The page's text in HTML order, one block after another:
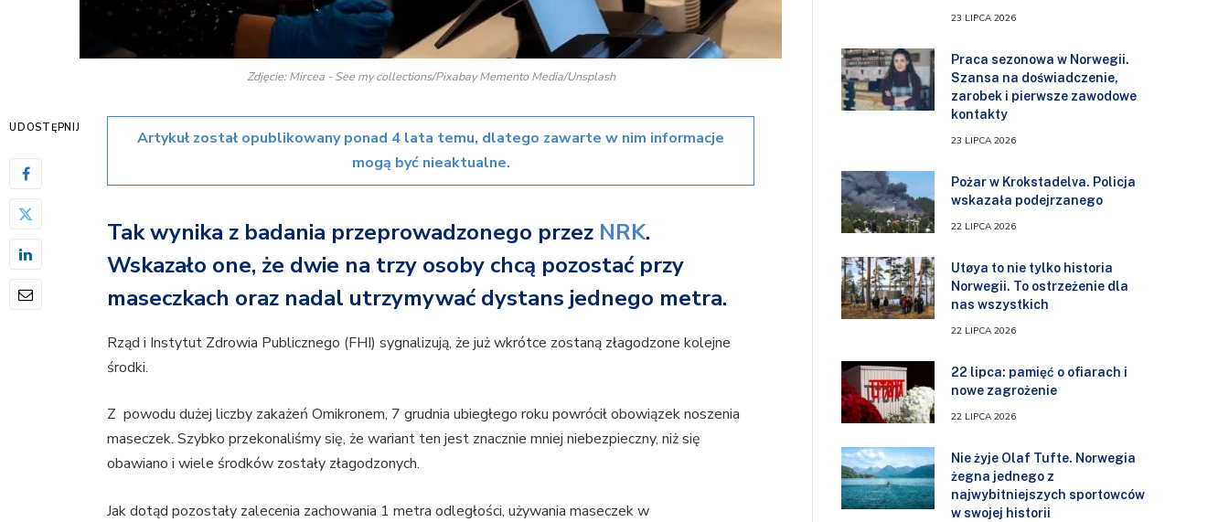
Zdjęcie: Mircea - See my collections/Pixabay Memento Media/Unsplash
UDOSTĘPNIJ
Artykuł został opublikowany ponad 4 lata temu, dlatego zawarte w nim informacje
mogą być nieaktualne.
Tak wynika z badania przeprowadzonego przez NRK.
Wskazało one, że dwie na trzy osoby chcą pozostać przy
maseczkach oraz nadal utrzymywać dystans jednego metra.
Rząd i Instytut Zdrowia Publicznego (FHI) sygnalizują, że już wkrótce zostaną złagodzone kolejne
środki.
Z powodu dużej liczby zakażeń Omikronem, 7 grudnia ubiegłego roku powrócił obowiązek noszenia
maseczek. Szybko przekonaliśmy się, że wariant ten jest znacznie mniej niebezpieczny, niż się
obawiano i wiele środków zostały złagodzonych.
Jak dotąd pozostały zalecenia zachowania 1 metra odległości, używania maseczek w
23 LIPCA 2026
Praca sezonowa w Norwegii.
Szansa na doświadczenie,
zarobek i pierwsze zawodowe
kontakty
23 LIPCA 2026
Pożar w Krokstadelva. Policja
wskazała podejrzanego
22 LIPCA 2026
Utøya to nie tylko historia
Norwegii. To ostrzeżenie dla
nas wszystkich
22 LIPCA 2026
22 lipca: pamięć o ofiarach i
nowe zagrożenie
22 LIPCA 2026
Nie żyje Olaf Tufte. Norwegia
żegna jednego z
najwybitniejszych sportowców
w swojej historii